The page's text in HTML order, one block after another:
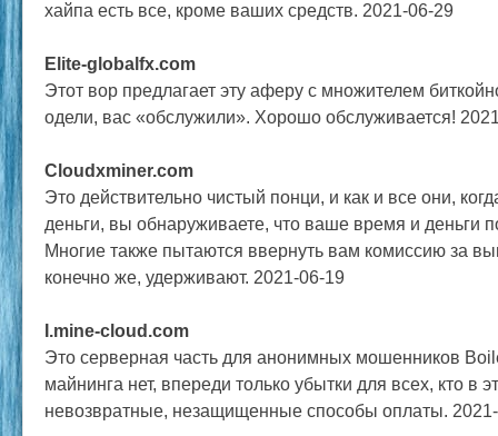
хайпа есть все, кроме ваших средств. 2021-06-29
Elite-globalfx.com
Этот вор предлагает эту аферу с множителем
одели, вас «обслужили». Хорошо обслуживается!
Cloudxminer.com
Это действительно чистый понци, и как и все они,
деньги, вы обнаруживаете, что ваше время и деньги
Многие также пытаются ввернуть вам комиссию за
конечно же, удерживают. 2021-06-19
I.mine-cloud.com
Это серверная часть для анонимных мошенников
майнинга нет, впереди только убытки для всех, кто в
невозвратные, незащищенные способы оплаты.